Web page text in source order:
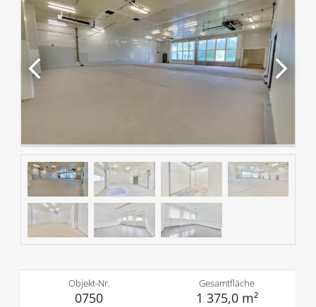
Objekt-Nr.
0750
Gesamtfläche
1 375,0 m²